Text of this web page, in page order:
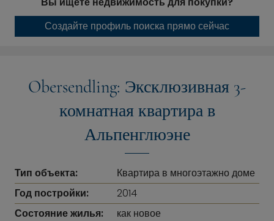
Создайте профиль поиска прямо сейчас
Obersendling: Эксклюзивная 3-
комнатная квартира в
Альпенглюэне
Тип объекта:
Квартира в многоэтажно доме
Год постройки:
2014
Состояние жилья:
как новое